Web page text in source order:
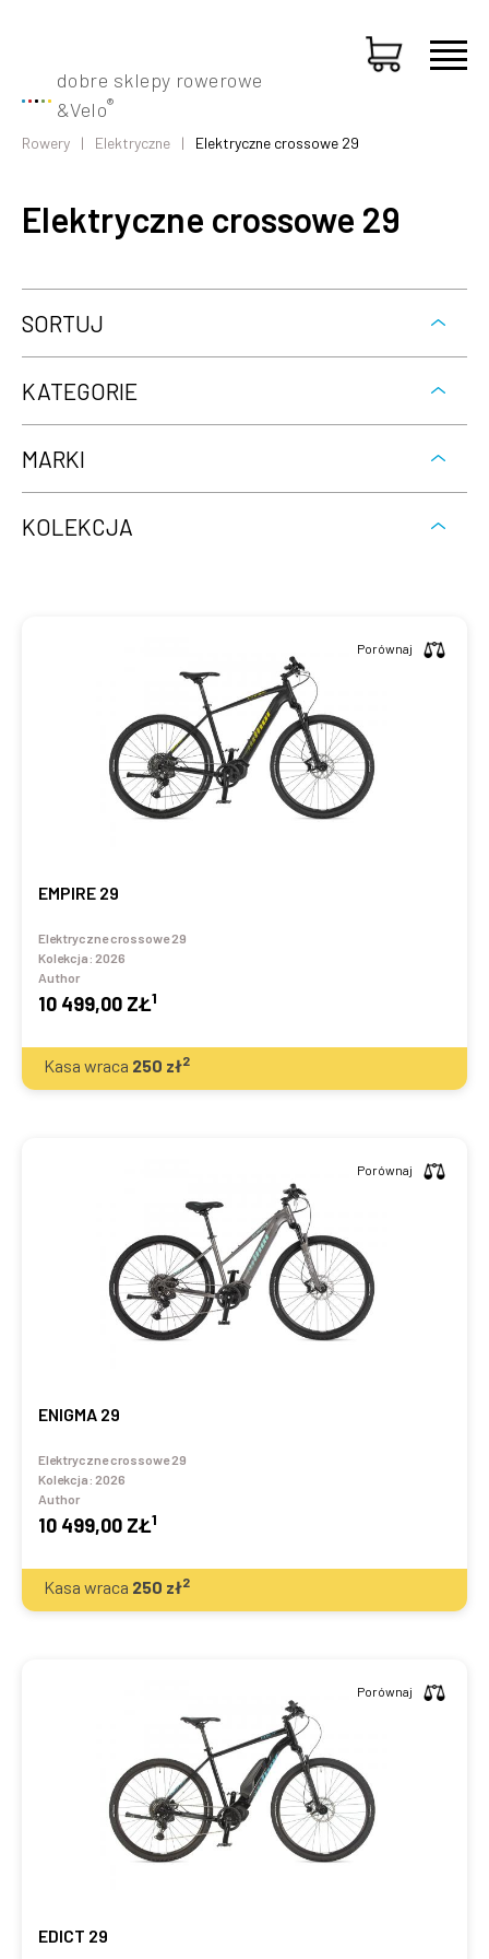
dobre sklepy rowerowe
&Velo®
Rowery Elektryczne Elektryczne crossowe 29
Elektryczne crossowe 29
SORTUJ
KATEGORIE
MARKI
KOLEKCJA
EMPIRE 29
Elektryczne crossowe 29
Kolekcja: 2026
Author
10 499,00 ZŁ1
Porównaj
Kasa wraca 250 zł2
ENIGMA 29
Elektryczne crossowe 29
Kolekcja: 2026
Author
10 499,00 ZŁ1
Porównaj
Kasa wraca 250 zł2
EDICT 29
Porównaj